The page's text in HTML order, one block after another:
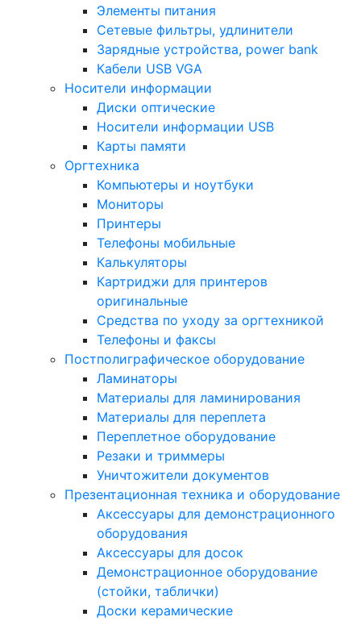
Элементы питания
Сетевые фильтры, удлинители
Зарядные устройства, power bank
Кабели USB VGA
Носители информации
Диски оптические
Носители информации USB
Карты памяти
Оргтехника
Компьютеры и ноутбуки
Мониторы
Принтеры
Телефоны мобильные
Калькуляторы
Картриджи для принтеров
оригинальные
Средства по уходу за оргтехникой
Телефоны и факсы
Постполиграфическое оборудование
Ламинаторы
Материалы для ламинирования
Материалы для переплета
Переплетное оборудование
Резаки и триммеры
Уничтожители документов
Презентационная техника и оборудование
Аксессуары для демонстрационного
оборудования
Аксессуары для досок
Демонстрационное оборудование
(стойки, таблички)
Доски керамические